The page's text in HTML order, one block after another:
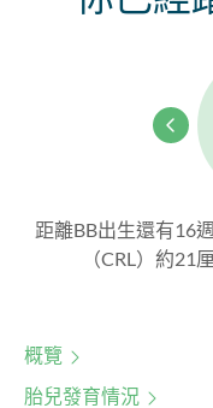
距離BB出生還有16
（CRL）約21
概覽
胎兒發育情況